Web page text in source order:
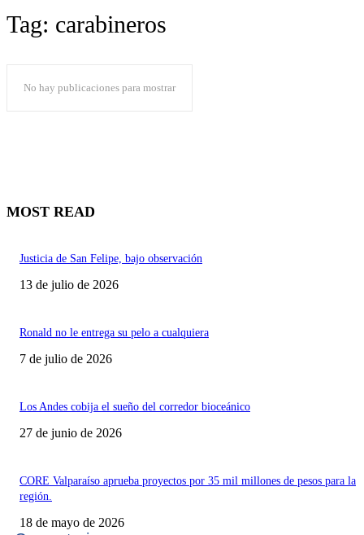
Tag: carabineros
No hay publicaciones para mostrar
MOST READ
Justicia de San Felipe, bajo observación
13 de julio de 2026
Ronald no le entrega su pelo a cualquiera
7 de julio de 2026
Los Andes cobija el sueño del corredor bioceánico
27 de junio de 2026
CORE Valparaíso aprueba proyectos por 35 mil millones de pesos para la
región.
18 de mayo de 2026